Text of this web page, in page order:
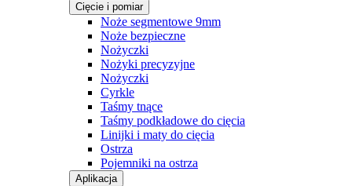
Cięcie i pomiar
Noże segmentowe 9mm
Noże bezpieczne
Nożyczki
Nożyki precyzyjne
Nożyczki
Cyrkle
Taśmy tnące
Taśmy podkładowe do cięcia
Linijki i maty do cięcia
Ostrza
Pojemniki na ostrza
Aplikacja